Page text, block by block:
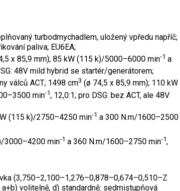
turbodmychadlem, uložený vpředu napříč;
paliva; EU6EA;
x 85,9 mm); 85 kW (115 k)/5000–6000 min-1 a
48V mild hybrid se startér/generátorem;
válců ACT; 1498 cm3 (ø 74,5 x 85,9 mm); 110 kW
min-1, 12,0:1; pro DSG: bez ACT, ale 48V
(115 k)/2750–4250 min-1 a 300 N.m/1600–2500
3000–4200 min-1 a 360 N.m/1600–2750 min-1,
(3,750–2,100–1,276–0,878–0,674–0,510–Z
volitelně, d) standardně: sedmistupňová